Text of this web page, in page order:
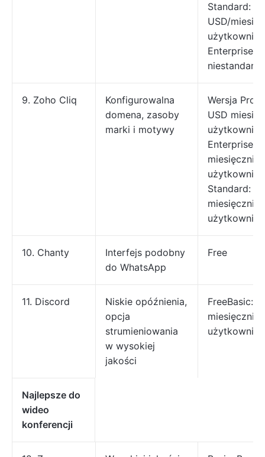
Standard:
USD/
Enterprise:
9. Zoho Cliq
Konfigurowalna
domena, zasoby
marki i motywy
Wersja
USD
Enterprise:
miesięcznie
Standard:
miesięcznie
10. Chanty
Interfejs podobny
do WhatsApp
Free
11. Discord
Niskie opóźnienia,
opcja
strumieniowania
w wysokiej
jakości
FreeBasic:
miesięcznie
użytkownika
Najlepsze do
wideo
konferencji